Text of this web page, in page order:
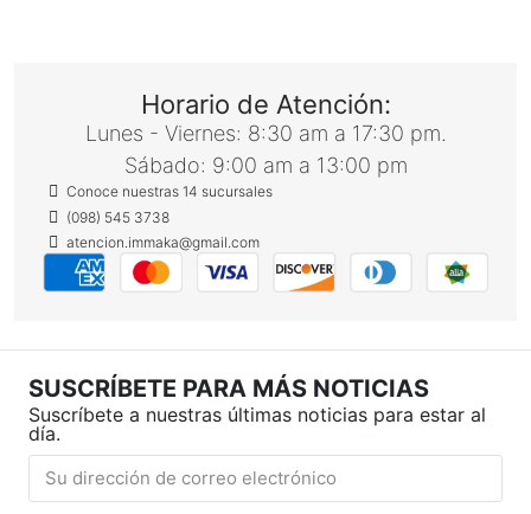
Horario de Atención:
Lunes - Viernes: 8:30 am a 17:30 pm.
Sábado: 9:00 am a 13:00 pm
Conoce nuestras 14 sucursales
(098) 545 3738
atencion.immaka@gmail.com
SUSCRÍBETE PARA MÁS NOTICIAS
Suscríbete a nuestras últimas noticias para estar al
día.